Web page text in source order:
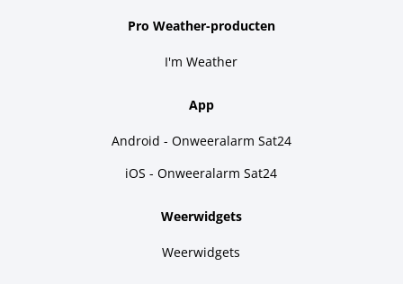
Pro Weather-producten
I'm Weather
App
Android - Onweeralarm Sat24
iOS - Onweeralarm Sat24
Weerwidgets
Weerwidgets